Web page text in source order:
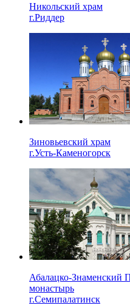
Никольский храм
г.Риддер
Зиновьевский храм
г.Усть-Каменогорск
Абалацко-Знаменский
монастырь
г.Семипалатинск